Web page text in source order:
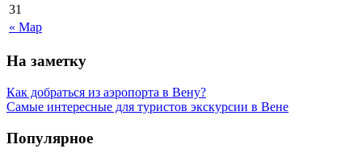
« Мар
31
На заметку
Как добраться из аэропорта в Вену?
Самые интересные для туристов экскурсии в Вене
Популярное